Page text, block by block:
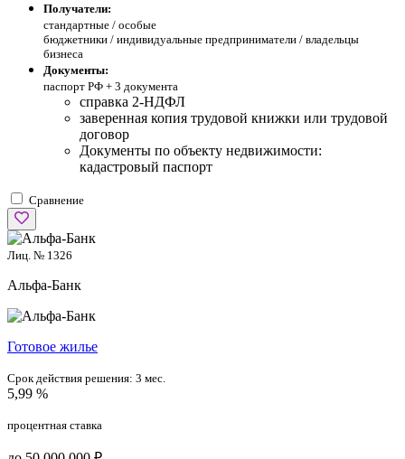
Получатели:
стандартные / особые
бюджетники / индивидуальные предприниматели / владельцы
бизнеса
Документы:
паспорт РФ + 3 документа
справка 2-НДФЛ
заверенная копия трудовой книжки или трудовой
договор
Документы по объекту недвижимости:
кадастровый паспорт
Сравнение
Лиц. № 1326
Альфа-Банк
Готовое жилье
Срок действия решения: 3 мес.
5,99 %
процентная ставка